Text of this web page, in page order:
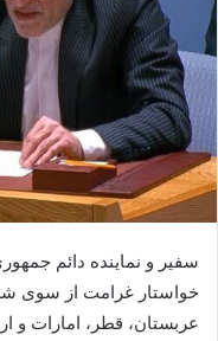
سفیر و نماینده دائم
خواستار غرامت از سوی
عربستان، قطر، امارات و